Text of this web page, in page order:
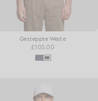
Gesteppte Weste
£105.00